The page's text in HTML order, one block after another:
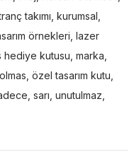
takımı kurumsal
örnekleri lazer
hediye kutusu marka
olmas özel tasarım kutu
sarı unutulmaz